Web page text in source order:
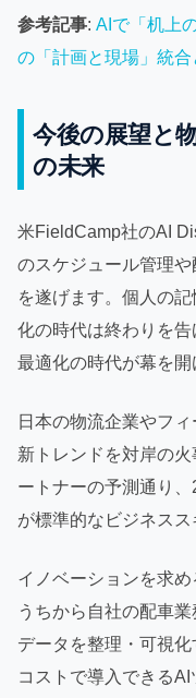
参考記事: AIで「机上
の「計画と現場」統合
今後の展望と
の未来
米FieldCamp社のAI
のスケジュール管理
を遂げます。個人の
化の時代は終わりを
最適化の時代が幕を開
日本の物流企業やフ
新トレンドを対岸の
ートナーの予測通り
が標準的なビジネスス
イノベーションを求
うちから自社の配車
データを整理・可視
コストで導入できる